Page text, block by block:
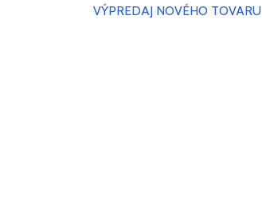
VÝPREDAJ NOVÉHO TOVARU